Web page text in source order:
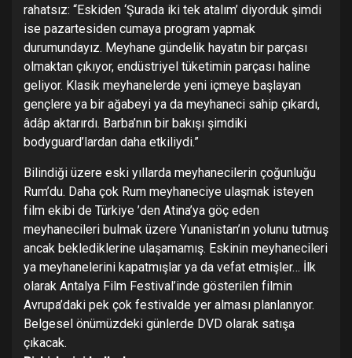
rahatsız: “Eskiden ‘Şurada iki tek atalım’ diyorduk şimdi
ise pazartesiden cumaya program yapmak
durumundayız. Meyhane gündelik hayatın bir parçası
olmaktan çıkıyor, endüstriyel tüketimin parçası haline
geliyor. Klasik meyhanelerde yeni içmeye başlayan
gençlere ya bir ağabeyi ya da meyhaneci sahip çıkardı,
âdâp aktarırdı. Barba’nın bir bakışı şimdiki
bodyguard’lardan daha etkiliydi.”
Bilindiği üzere eski yıllarda meyhanecilerin çoğunluğu
Rum’du. Daha çok Rum meyhaneciye ulaşmak isteyen
film ekibi de Türkiye ’den Atina’ya göç eden
meyhanecileri bulmak üzere Yunanistan’ın yolunu tutmuş
ancak beklediklerine ulaşamamış. Eskinin meyhanecileri
ya meyhanelerini kapatmışlar ya da vefat etmişler… İlk
olarak Antalya Film Festival’inde gösterilen filmin
Avrupa’daki pek çok festivalde yer alması planlanıyor.
Belgesel önümüzdeki günlerde DVD olarak satışa
çıkacak.